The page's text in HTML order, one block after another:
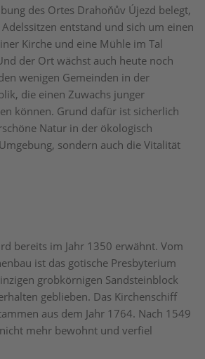
des Ortes Drahoňův Újezd belegt,
entstand und sich um einen
Kirche und eine Mühle im Tal
der Ort wächst auch heute noch
wenigen Gemeinden in der
die einen Zuwachs junger
können. Grund dafür ist sicherlich
Natur in der ökologisch
sondern auch die Vitalität
bereits im Jahr 1350 erwähnt. Vom
ist das gotische Presbyterium
grobkörnigen Sandsteinblock
geblieben. Das Kirchenschiff
aus dem Jahr 1764. Nach 1549
mehr bewohnt und verfiel